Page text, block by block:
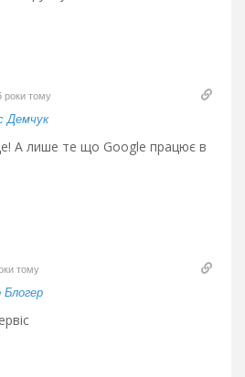
роки тому
Демчук
А лише те що Google працює в
тому